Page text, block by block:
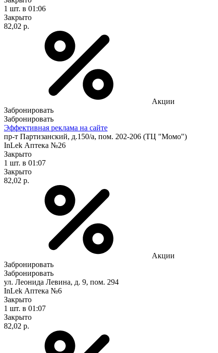
1 шт. в 01:06
Закрыто
82,02 р.
Акции
Забронировать
Забронировать
Эффективная реклама на сайте
пр-т Партизанский, д.150/а, пом. 202-206 (ТЦ "Момо")
InLek Аптека №26
Закрыто
1 шт. в 01:07
Закрыто
82,02 р.
Акции
Забронировать
Забронировать
ул. Леонида Левина, д. 9, пом. 294
InLek Аптека №6
Закрыто
1 шт. в 01:07
Закрыто
82,02 р.